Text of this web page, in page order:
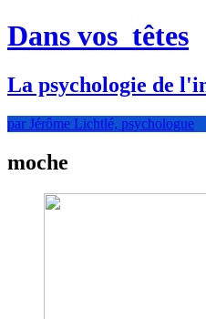
Dans vos têtes
La psychologie de
par Jérôme Lichtlé, psychologue
moche